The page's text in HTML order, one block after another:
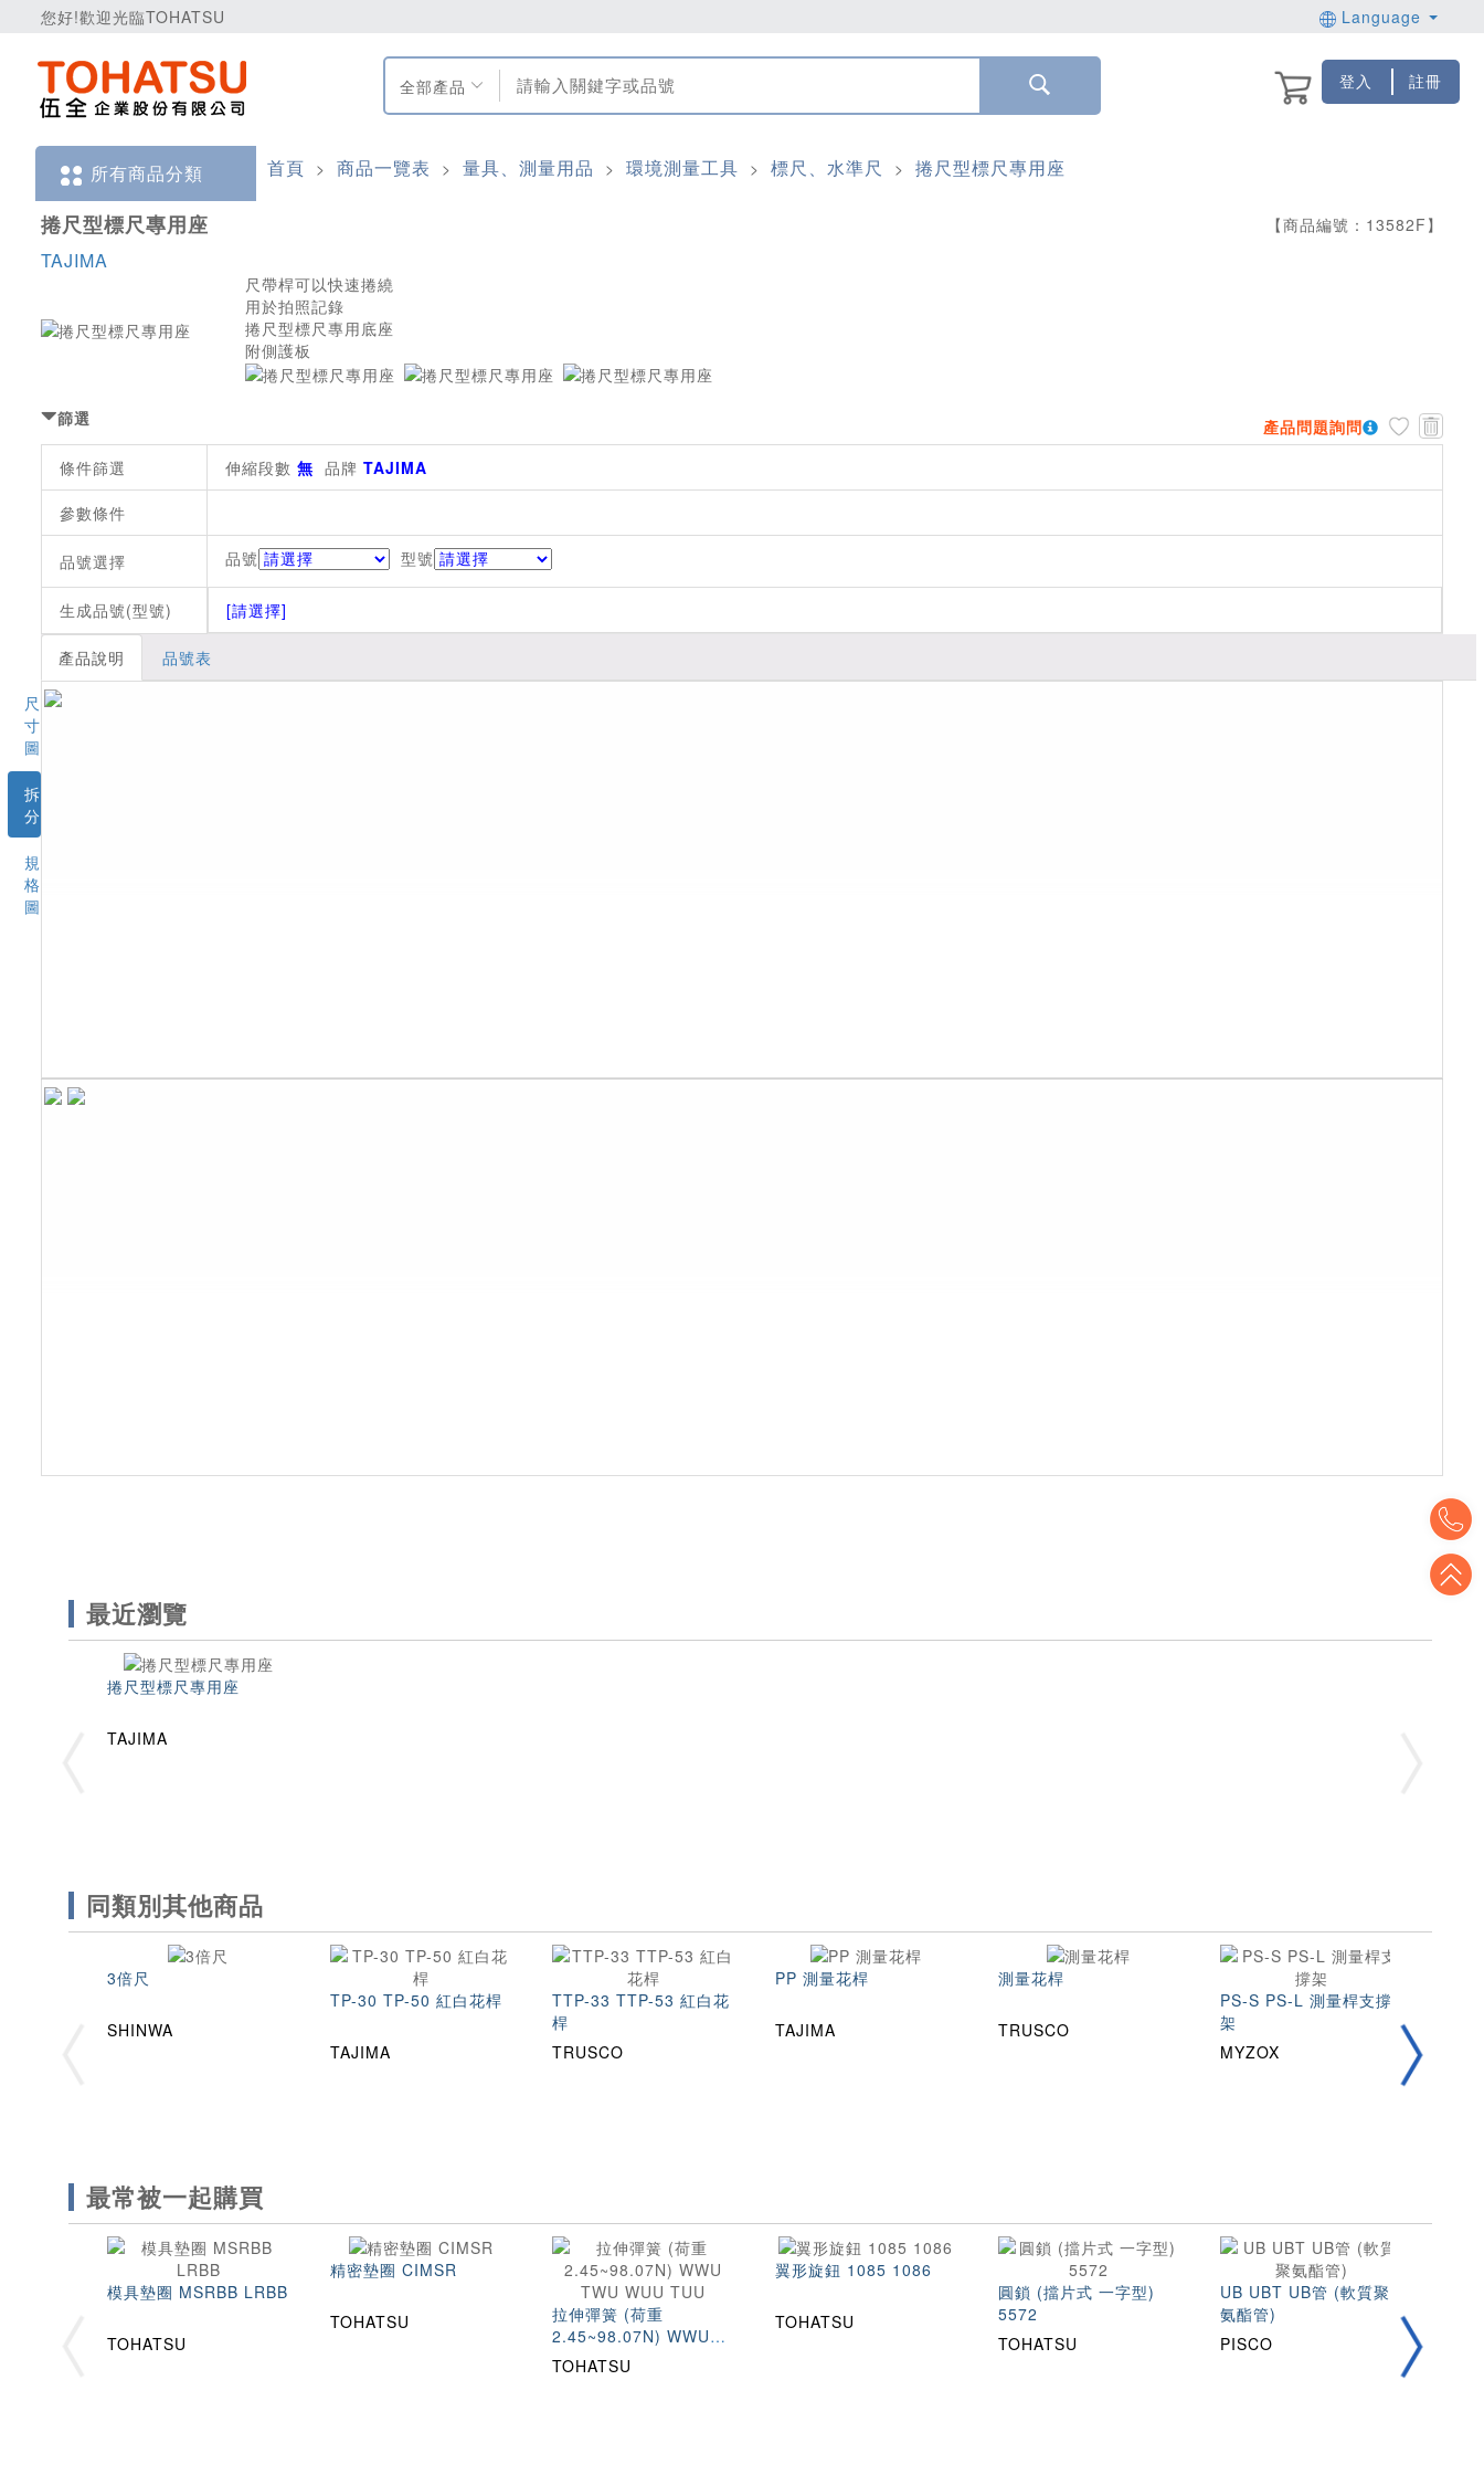
您好!歡迎光臨TOHATSU Language
全部產品 登入 註冊
所有商品分類 首頁 > 商品一覽表 > 量具、測量用品 > 環境測量工具 > 標尺、水準尺 > 捲尺型標尺專用座
捲尺型標尺專用座 【商品編號： 13582F 】
TAJIMA
尺帶桿可以快速捲繞
用於拍照記錄
捲尺型標尺專用底座
附側護板
篩選
產品問題詢問
條件篩選
伸縮段數 無 品牌 TAJIMA
參數條件
品號選擇 品號 型號
生成品號(型號) [請選擇]
產品說明 品號表
尺
寸
圖
拆
分
規
格
圖
最近瀏覽
捲尺型標尺專用座
TAJIMA
同類別其他商品
3倍尺
SHINWA
TP-30 TP-50 紅白花桿
TAJIMA
TTP-33 TTP-53 紅白花
桿
TRUSCO
PP 測量花桿
TAJIMA
測量花桿
TRUSCO
PS-S PS-L 測量桿支撐
架
MYZOX
最常被一起購買
模具墊圈 MSRBB LRBB
TOHATSU
精密墊圈 CIMSR
TOHATSU
拉伸彈簧 (荷重
2.45~98.07N) WWU
TWU WUU TUU
TOHATSU
翼形旋鈕 1085 1086
TOHATSU
圓鎖 (擋片式 一字型)
5572
TOHATSU
UB UBT UB管 (軟質聚
氨酯管)
PISCO